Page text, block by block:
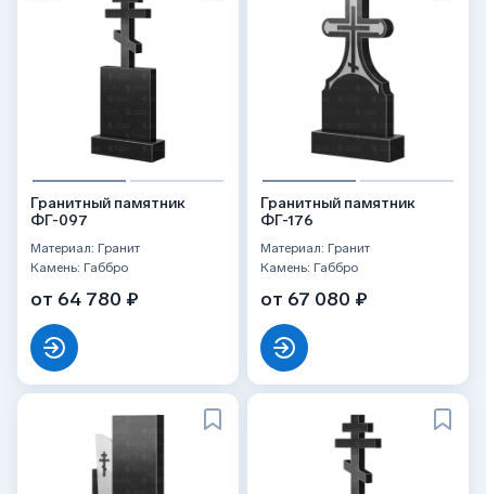
Гранитный памятник
ФГ-097
Материал: Гранит
Камень: Габбро
от 64 780 ₽
Гранитный памятник
ФГ-176
Материал: Гранит
Камень: Габбро
от 67 080 ₽